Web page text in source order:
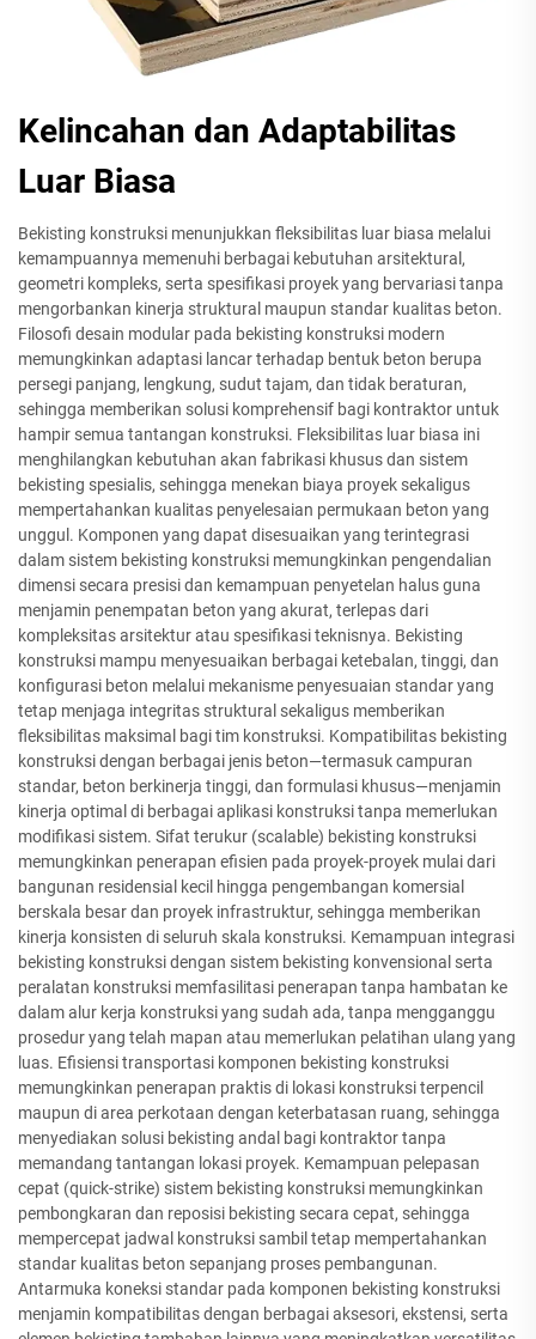
Kelincahan dan Adaptabilitas
Luar Biasa
Bekisting konstruksi menunjukkan fleksibilitas luar biasa melalui
kemampuannya memenuhi berbagai kebutuhan arsitektural,
geometri kompleks, serta spesifikasi proyek yang bervariasi tanpa
mengorbankan kinerja struktural maupun standar kualitas beton.
Filosofi desain modular pada bekisting konstruksi modern
memungkinkan adaptasi lancar terhadap bentuk beton berupa
persegi panjang, lengkung, sudut tajam, dan tidak beraturan,
sehingga memberikan solusi komprehensif bagi kontraktor untuk
hampir semua tantangan konstruksi. Fleksibilitas luar biasa ini
menghilangkan kebutuhan akan fabrikasi khusus dan sistem
bekisting spesialis, sehingga menekan biaya proyek sekaligus
mempertahankan kualitas penyelesaian permukaan beton yang
unggul. Komponen yang dapat disesuaikan yang terintegrasi
dalam sistem bekisting konstruksi memungkinkan pengendalian
dimensi secara presisi dan kemampuan penyetelan halus guna
menjamin penempatan beton yang akurat, terlepas dari
kompleksitas arsitektur atau spesifikasi teknisnya. Bekisting
konstruksi mampu menyesuaikan berbagai ketebalan, tinggi, dan
konfigurasi beton melalui mekanisme penyesuaian standar yang
tetap menjaga integritas struktural sekaligus memberikan
fleksibilitas maksimal bagi tim konstruksi. Kompatibilitas bekisting
konstruksi dengan berbagai jenis beton—termasuk campuran
standar, beton berkinerja tinggi, dan formulasi khusus—menjamin
kinerja optimal di berbagai aplikasi konstruksi tanpa memerlukan
modifikasi sistem. Sifat terukur (scalable) bekisting konstruksi
memungkinkan penerapan efisien pada proyek-proyek mulai dari
bangunan residensial kecil hingga pengembangan komersial
berskala besar dan proyek infrastruktur, sehingga memberikan
kinerja konsisten di seluruh skala konstruksi. Kemampuan integrasi
bekisting konstruksi dengan sistem bekisting konvensional serta
peralatan konstruksi memfasilitasi penerapan tanpa hambatan ke
dalam alur kerja konstruksi yang sudah ada, tanpa mengganggu
prosedur yang telah mapan atau memerlukan pelatihan ulang yang
luas. Efisiensi transportasi komponen bekisting konstruksi
memungkinkan penerapan praktis di lokasi konstruksi terpencil
maupun di area perkotaan dengan keterbatasan ruang, sehingga
menyediakan solusi bekisting andal bagi kontraktor tanpa
memandang tantangan lokasi proyek. Kemampuan pelepasan
cepat (quick-strike) sistem bekisting konstruksi memungkinkan
pembongkaran dan reposisi bekisting secara cepat, sehingga
mempercepat jadwal konstruksi sambil tetap mempertahankan
standar kualitas beton sepanjang proses pembangunan.
Antarmuka koneksi standar pada komponen bekisting konstruksi
menjamin kompatibilitas dengan berbagai aksesori, ekstensi, serta